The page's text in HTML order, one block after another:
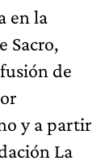
en la
Sacro,
de
y a partir
La